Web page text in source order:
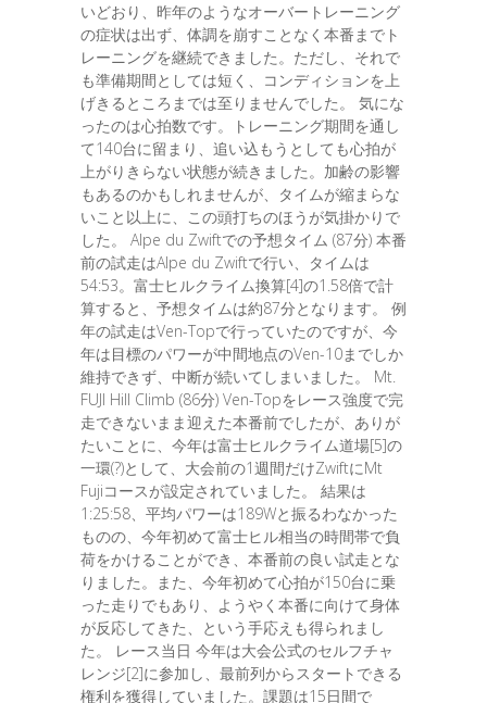
いどおり、昨年のようなオーバートレーニング
の症状は出ず、体調を崩すことなく本番までト
レーニングを継続できました。ただし、それで
も準備期間としては短く、コンディションを上
げきるところまでは至りませんでした。 気にな
ったのは心拍数です。トレーニング期間を通し
て140台に留まり、追い込もうとしても心拍が
上がりきらない状態が続きました。加齢の影響
もあるのかもしれませんが、タイムが縮まらな
いこと以上に、この頭打ちのほうが気掛かりで
した。 Alpe du Zwiftでの予想タイム (87分) 本番
前の試走はAlpe du Zwiftで行い、タイムは
54:53。富士ヒルクライム換算[4]の1.58倍で計
算すると、予想タイムは約87分となります。 例
年の試走はVen-Topで行っていたのですが、今
年は目標のパワーが中間地点のVen-10までしか
維持できず、中断が続いてしまいました。 Mt.
FUJI Hill Climb (86分) Ven-Topをレース強度で完
走できないまま迎えた本番前でしたが、ありが
たいことに、今年は富士ヒルクライム道場[5]の
一環(?)として、大会前の1週間だけZwiftにMt
Fujiコースが設定されていました。 結果は
1:25:58、平均パワーは189Wと振るわなかった
ものの、今年初めて富士ヒル相当の時間帯で負
荷をかけることができ、本番前の良い試走とな
りました。また、今年初めて心拍が150台に乗
った走りでもあり、ようやく本番に向けて身体
が反応してきた、という手応えも得られまし
た。 レース当日 今年は大会公式のセルフチャ
レンジ[2]に参加し、最前列からスタートできる
権利を獲得していました。課題は15日間で